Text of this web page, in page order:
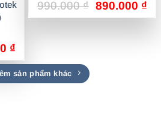
₫.
₫Giá
hiện
tại
là:
990.000₫ Giá
gốc
890.000 ₫
sản phẩm khác